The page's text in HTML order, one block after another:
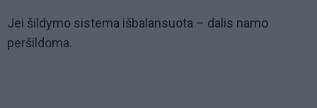
Jei šildymo sistema išbalansuota – dalis namo
peršildoma.